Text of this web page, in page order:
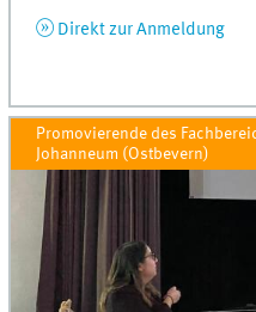
Direkt zur Anmeldung
Promovierende des
Johanneum (Ostbevern)